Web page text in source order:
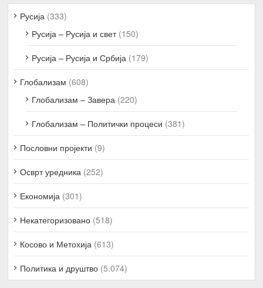
Русија (333)
Русија – Русија и свет(150)
Русија – Русија и Србија (179)
Глобализам (608)
Глобализам – Завера (220)
Глобализам – Политички процеси (381)
Пословни пројекти (9)
Осврт уредника (252)
Економија (301)
Некатегоризовано (518)
Косово и Метохија (613)
Политика и друштво (5.074)